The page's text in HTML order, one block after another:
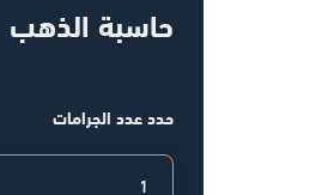
حاسبة الذهب
حدد عدد الجرامات